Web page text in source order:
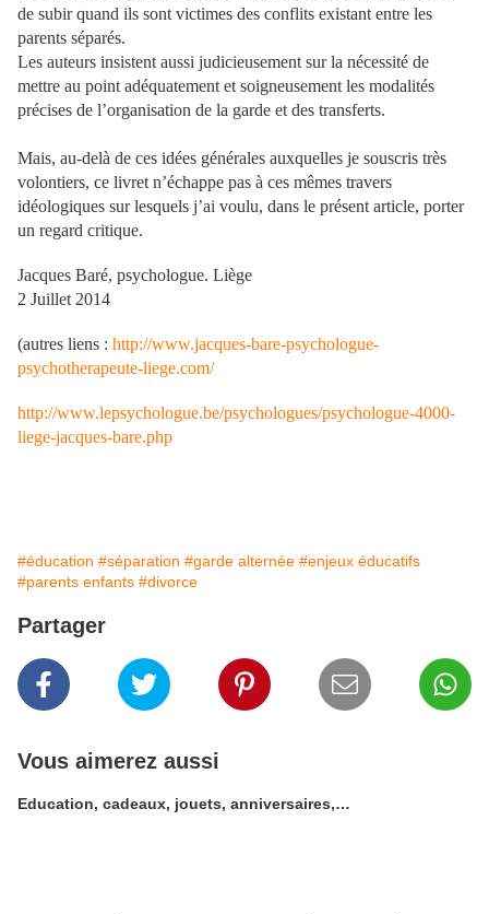
de subir quand ils sont victimes des conflits existant entre les
parents séparés.
Les auteurs insistent aussi judicieusement sur la nécessité de
mettre au point adéquatement et soigneusement les modalités
précises de l’organisation de la garde et des transferts.
Mais, au-delà de ces idées générales auxquelles je souscris très
volontiers, ce livret n’échappe pas à ces mêmes travers
idéologiques sur lesquels j’ai voulu, dans le présent article, porter
un regard critique.
Jacques Baré, psychologue. Liège
2 Juillet 2014
(autres liens : http://www.jacques-bare-psychologue-
psychotherapeute-liege.com/
http://www.lepsychologue.be/psychologues/psychologue-4000-
liege-jacques-bare.php
#éducation #séparation #garde alternée #enjeux éducatifs
#parents enfants #divorce
Partager
Vous aimerez aussi
Education, cadeaux, jouets, anniversaires,…